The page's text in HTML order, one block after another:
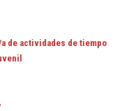
de actividades de tiempo